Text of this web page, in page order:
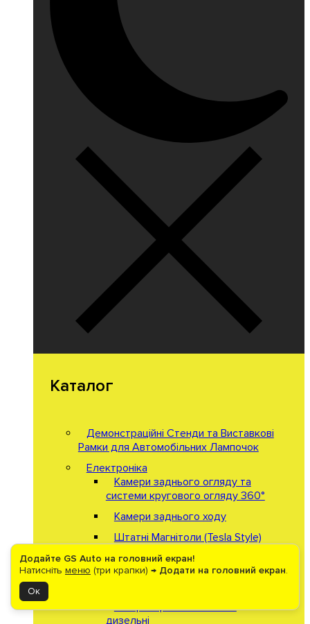
Додайте GS Auto на головний екран!
Натисніть меню (три крапки) → Додати на головний екран.
Ок
Каталог
Демонстраційні Стенди та Виставкові
Рамки для Автомобільних Лампочок
Електроніка
Камери заднього огляду та
системи кругового огляду 360°
Камери заднього ходу
Штатні Магнітоли (Tesla Style)
Енергозабезпечення
Автономні дизельні
Генератори бензинові та
дизельні